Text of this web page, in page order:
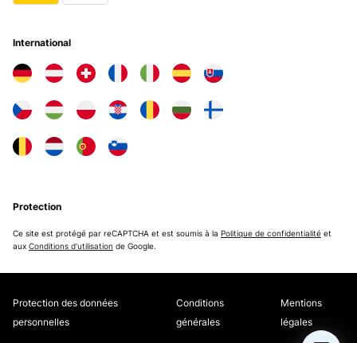
International
Protection
Ce site est protégé par reCAPTCHA et est soumis à la Politique de confidentialité et
aux Conditions d'utilisation de Google.
Protection des données
personnelles
Conditions
générales
Mentions
légales